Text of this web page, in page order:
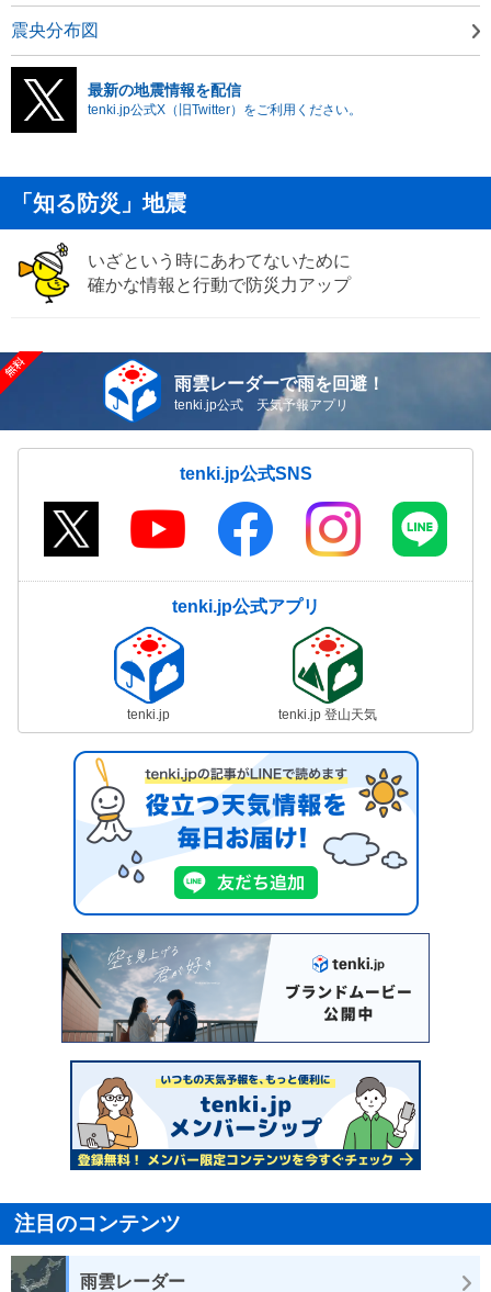
震央分布図
最新の地震情報を配信
tenki.jp公式X（旧Twitter）をご利用ください。
「知る防災」地震
いざという時にあわてないために
確かな情報と行動で防災力アップ
雨雲レーダーで雨を回避！
tenki.jp公式 天気予報アプリ
tenki.jp公式SNS
tenki.jp公式アプリ
tenki.jp tenki.jp 登山天気
注目のコンテンツ
雨雲レーダー